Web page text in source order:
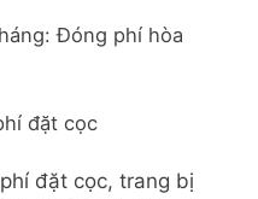
Đóng phí hòa
đặt cọc
đặt cọc, trang bị